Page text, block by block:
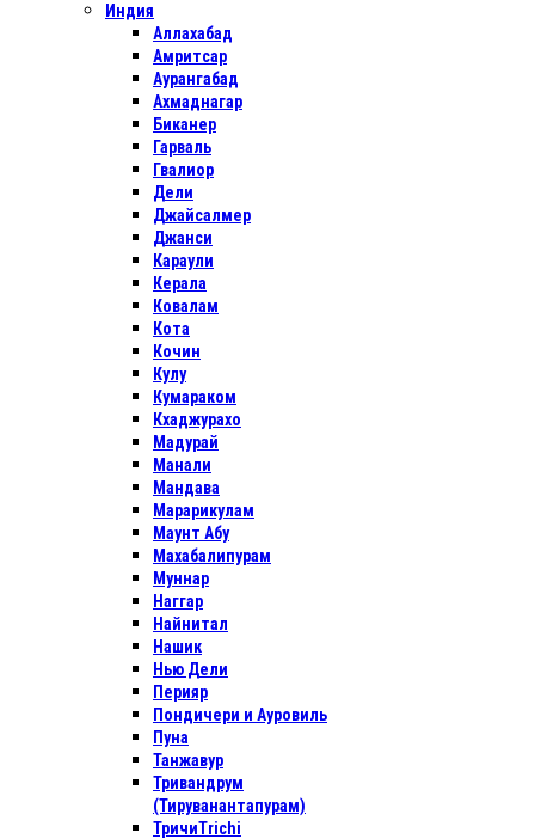
Индия
Аллахабад
Амритсар
Аурангабад
Ахмаднагар
Биканер
Гарваль
Гвалиор
Дели
Джайсалмер
Джанси
Караули
Керала
Ковалам
Кота
Кочин
Кулу
Кумараком
Кхаджурахо
Мадурай
Манали
Мандава
Марарикулам
Маунт Абу
Махабалипурам
Муннар
Наггар
Найнитал
Нашик
Нью Дели
Перияр
Пондичери и Ауровиль
Пуна
Танжавур
Тривандрум
(Тируванантапурам)
ТричиTrichi